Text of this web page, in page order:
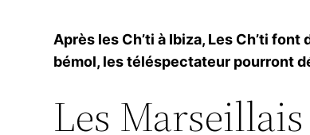
Après les Ch’ti à Ibiza, Les Ch’ti
bémol, les téléspectateur pourront
Les